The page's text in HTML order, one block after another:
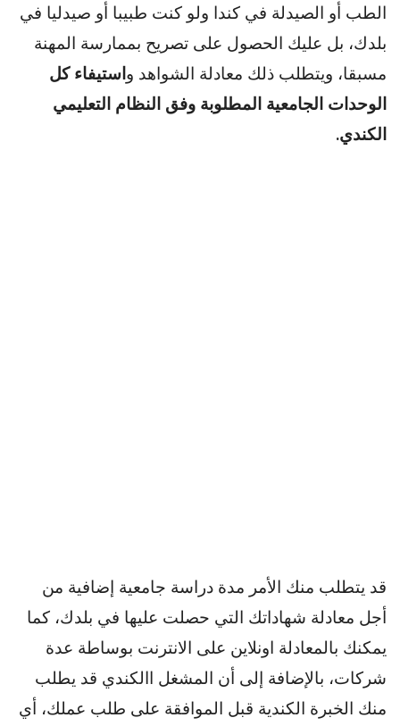
الطب أو الصيدلة في كندا ولو كنت طبيبا أو صيدليا في
بلدك، بل عليك الحصول على تصريح بممارسة المهنة
مسبقا، ويتطلب ذلك معادلة الشواهد واستيفاء كل
الوحدات الجامعية المطلوبة وفق النظام التعليمي
الكندي.
قد يتطلب منك الأمر مدة دراسة جامعية إضافية من
أجل معادلة شهاداتك التي حصلت عليها في بلدك، كما
يمكنك بالمعادلة اونلاين على الانترنت بوساطة عدة
شركات، بالإضافة إلى أن المشغل االكندي قد يطلب
منك الخبرة الكندية قبل الموافقة على طلب عملك، أي